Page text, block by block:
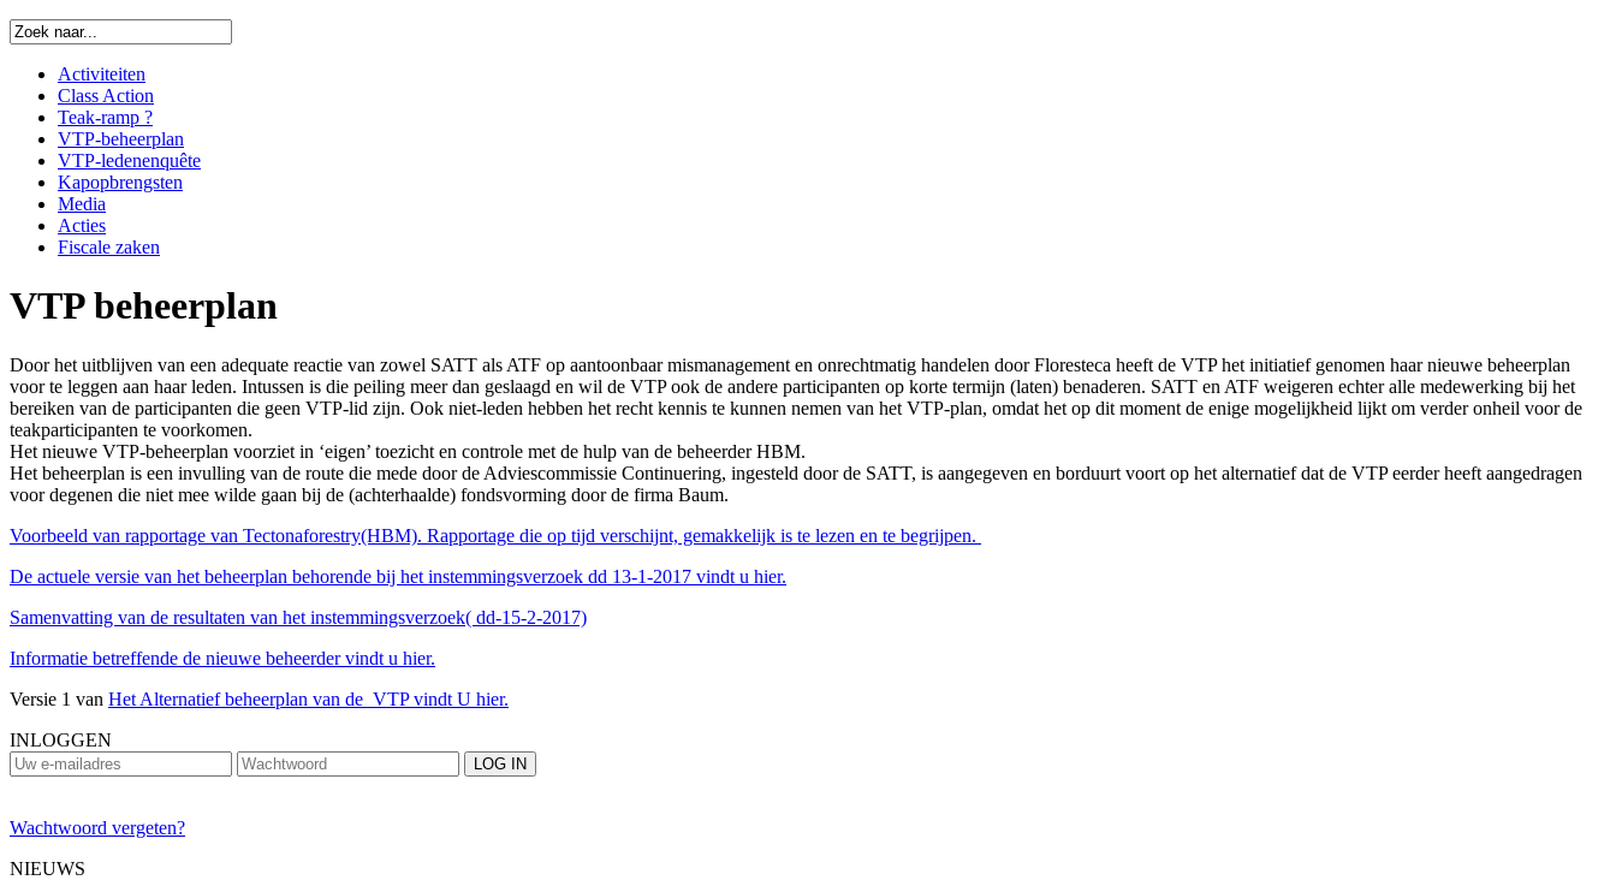
Activiteiten
Class Action
Teak-ramp ?
VTP-beheerplan
VTP-ledenenquête
Kapopbrengsten
Media
Acties
Fiscale zaken
VTP beheerplan
Door het uitblijven van een adequate reactie van zowel SATT als ATF op aantoonbaar mismanagement en onrechtmatig handelen door Floresteca heeft de VTP het initiatief genomen haar nieuwe beheerplan
voor te leggen aan haar leden. Intussen is die peiling meer dan geslaagd en wil de VTP ook de andere participanten op korte termijn (laten) benaderen. SATT en ATF weigeren echter alle medewerking bij het
bereiken van de participanten die geen VTP-lid zijn. Ook niet-leden hebben het recht kennis te kunnen nemen van het VTP-plan, omdat het op dit moment de enige mogelijkheid lijkt om verder onheil voor de
teakparticipanten te voorkomen.
Het nieuwe VTP-beheerplan voorziet in ‘eigen’ toezicht en controle met de hulp van de beheerder HBM.
Het beheerplan is een invulling van de route die mede door de Adviescommissie Continuering, ingesteld door de SATT, is aangegeven en borduurt voort op het alternatief dat de VTP eerder heeft aangedragen
voor degenen die niet mee wilde gaan bij de (achterhaalde) fondsvorming door de firma Baum.
Voorbeeld van rapportage van Tectonaforestry(HBM). Rapportage die op tijd verschijnt, gemakkelijk is te lezen en te begrijpen.
De actuele versie van het beheerplan behorende bij het instemmingsverzoek dd 13-1-2017 vindt u hier.
Samenvatting van de resultaten van het instemmingsverzoek( dd-15-2-2017)
Informatie betreffende de nieuwe beheerder vindt u hier.
Versie 1 van Het Alternatief beheerplan van de VTP vindt U hier.
INLOGGEN
Wachtwoord vergeten?
NIEUWS